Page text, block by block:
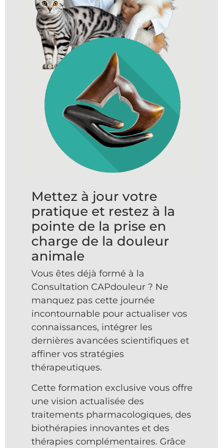
Mettez à jour votre
pratique et restez à la
pointe de la prise en
charge de la douleur
animale
Vous êtes déjà formé à la
Consultation CAPdouleur ? Ne
manquez pas cette journée
incontournable pour actualiser vos
connaissances, intégrer les
dernières avancées scientifiques et
affiner vos stratégies
thérapeutiques.
Cette formation exclusive vous offre
une vision actualisée des
traitements pharmacologiques, des
biothérapies innovantes et des
thérapies complémentaires. Grâce